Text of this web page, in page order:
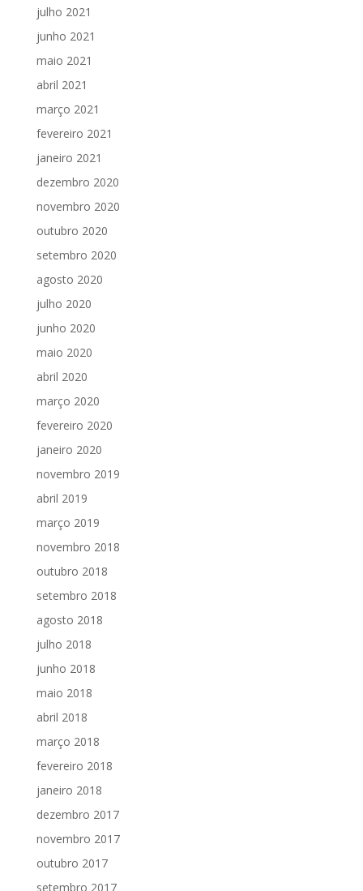
julho 2021
junho 2021
maio 2021
abril 2021
março 2021
fevereiro 2021
janeiro 2021
dezembro 2020
novembro 2020
outubro 2020
setembro 2020
agosto 2020
julho 2020
junho 2020
maio 2020
abril 2020
março 2020
fevereiro 2020
janeiro 2020
novembro 2019
abril 2019
março 2019
novembro 2018
outubro 2018
setembro 2018
agosto 2018
julho 2018
junho 2018
maio 2018
abril 2018
março 2018
fevereiro 2018
janeiro 2018
dezembro 2017
novembro 2017
outubro 2017
setembro 2017